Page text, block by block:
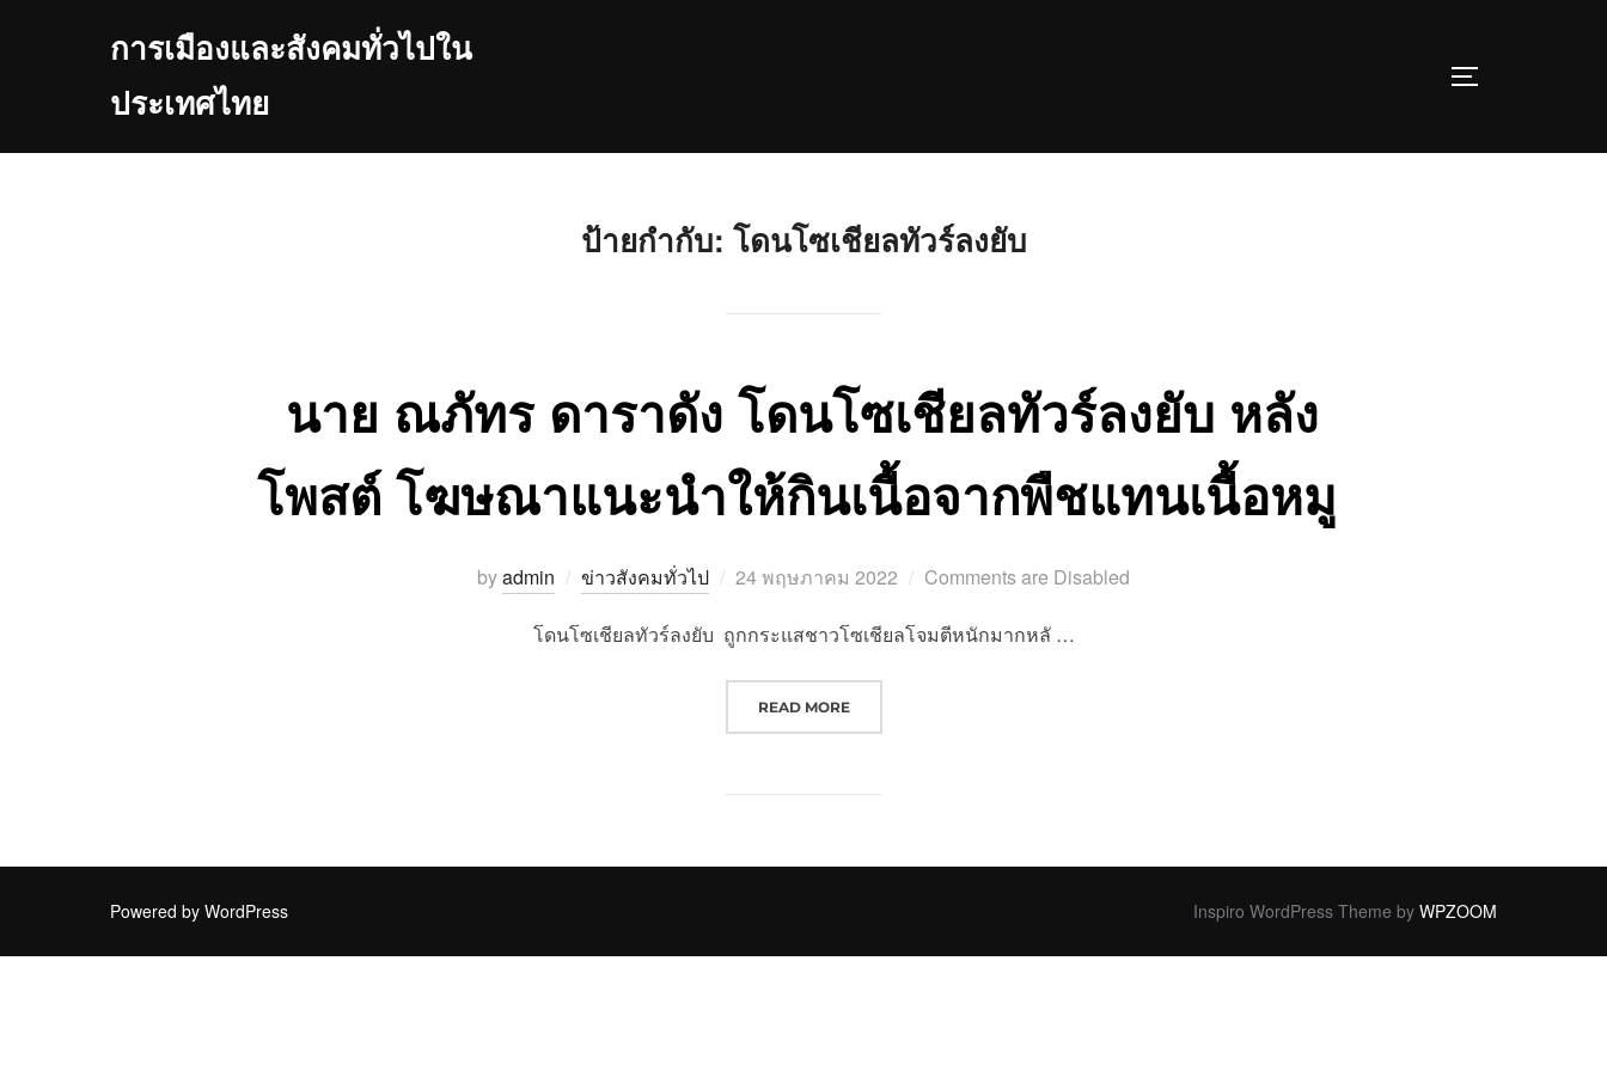
การเมืองและสังคมทั่วไปใน
ประเทศไทย
TOGGLE
ป้ายกำกับ: โดนโซเชียลทัวร์ลงยับ
นาย ณภัทร ดาราดัง โดนโซเชียลทัวร์ลงยับ หลัง
โพสต์ โฆษณาแนะนำให้กินเนื้อจากพืชแทนเนื้อหมู
byadmin ข่าวสังคมทั่วไป
Posted
24 พฤษภาคม 2022 Comments are Disabled
โดนโซเชียลทัวร์ลงยับ ถูกกระแสชาวโซเชียลโจมตีหนักมากหลั …
READ MORE“นาย ณภัทร ดาราดัง โดนโซเชียลทัวร์ลงยับ หลังโพสต์ โฆษณาแนะนำให้กินเนื้อจากพืชแทนเนื้อหมู “
Powered by WordPress Inspiro WordPress Theme by WPZOOM